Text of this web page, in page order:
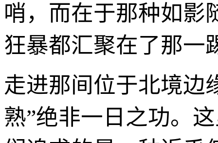
哨，而在于那种如影
狂暴都汇聚在了那一
走进那间位于北境边
熟”绝非一日之功。